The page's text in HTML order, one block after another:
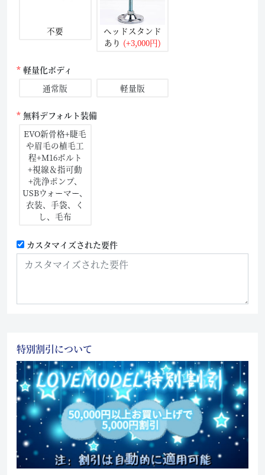
不要
ヘッドスタンド
あり (+3,000円)
軽量化ボディ
通常版
軽量版
無料デフォルト装備
EVO新骨格+睫毛
や眉毛の植毛工
程+M16ボルト
+視線＆指可動
+洗浄ポンプ、
USBウォーマー、
衣装、手袋、く
し、毛布
カスタマイズされた要件
特別割引について